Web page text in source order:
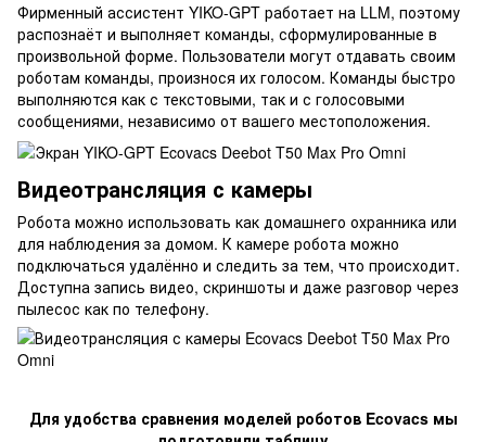
Фирменный ассистент YIKO-GPT работает на LLM, поэтому
распознаёт и выполняет команды, сформулированные в
произвольной форме. Пользователи могут отдавать своим
роботам команды, произнося их голосом. Команды быстро
выполняются как с текстовыми, так и с голосовыми
сообщениями, независимо от вашего местоположения.
Видеотрансляция с камеры
Робота можно использовать как домашнего охранника или
для наблюдения за домом. К камере робота можно
подключаться удалённо и следить за тем, что происходит.
Доступна запись видео, скриншоты и даже разговор через
пылесос как по телефону.
Для удобства сравнения моделей роботов Ecovacs мы